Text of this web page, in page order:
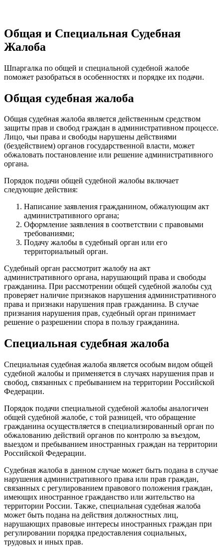
Общая и Специальная Судебная
Жалоба
Шпаргалка по общей и специальной судебной жалобе
поможет разобраться в особенностях и порядке их подачи.
Общая судебная жалоба
Общая судебная жалоба является действенным средством
защиты прав и свобод граждан в административном процессе.
Лицо, чьи права и свободы нарушены действиями
(бездействием) органов государственной власти, может
обжаловать постановление или решение административного
органа.
Порядок подачи общей судебной жалобы включает
следующие действия:
Написание заявления гражданином, обжалующим акт
административного органа;
Оформление заявления в соответствии с правовыми
требованиями;
Подачу жалобы в судебный орган или его
территориальный орган.
Судебный орган рассмотрит жалобу на акт
административного органа, нарушающий права и свободы
гражданина. При рассмотрении общей судебной жалобы суд
проверяет наличие признаков нарушения административного
права и признаки нарушения прав гражданина. В случае
признания нарушения прав, судебный орган принимает
решение о разрешении спора в пользу гражданина.
Специальная судебная жалоба
Специальная судебная жалоба является особым видом общей
судебной жалобы и применяется в случаях нарушения прав и
свобод, связанных с пребыванием на территории Российской
Федерации.
Порядок подачи специальной судебной жалобы аналогичен
общей судебной жалобе, с той разницей, что обращение
гражданина осуществляется в специализированный орган по
обжалованию действий органов по контролю за въездом,
выездом и пребыванием иностранных граждан на территории
Российской Федерации.
Судебная жалоба в данном случае может быть подана в случае
нарушения административного права или прав граждан,
связанных с регулированием правового положения граждан,
имеющих иностранное гражданство или жительство на
территории России. Также, специальная судебная жалоба
может быть подана на действия должностных лиц,
нарушающих правовые интересы иностранных граждан при
регулировании порядка предоставления социальных,
трудовых и иных прав.